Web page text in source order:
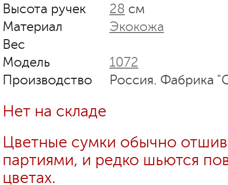
Высота ручек 28 см
Материал
Экокожа
Вес
Модель
1072
Производство
Россия. Фабрика
Нет на складе
Цветные сумки обычно
партиями, и редко шьются
цветах.